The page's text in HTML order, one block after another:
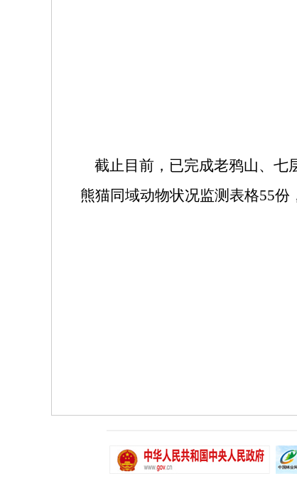
截止目前，已完成老鸦山、七
熊猫同域动物状况监测表格55份